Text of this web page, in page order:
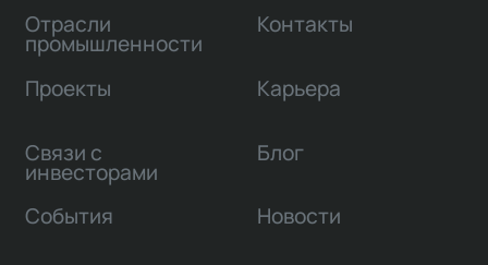
Отрасли
промышленности
Проекты
Связи с
инвесторами
Контакты
Карьера
Блог
События Новости